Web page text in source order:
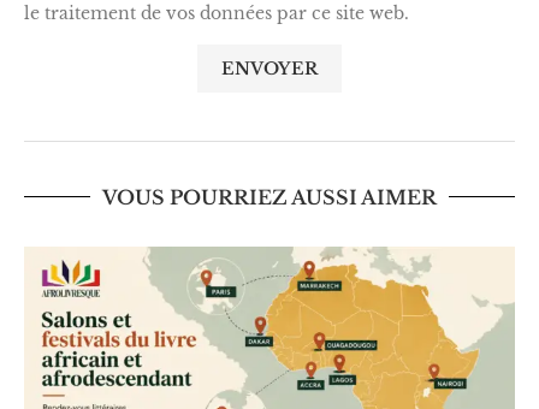
le traitement de vos données par ce site web.
VOUS POURRIEZ AUSSI AIMER